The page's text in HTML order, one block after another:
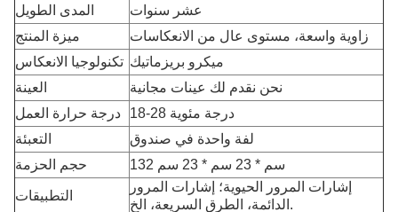
المدى الطويل
عشر سنوات
ميزة المنتج
زاوية واسعة، مستوى عال من الانعكاسات
تكنولوجيا الانعكاس ميكرو بريزماتيك
العينة
نحن نقدم لك عينات مجانية
درجة حرارة العمل
18-28 درجة مئوية
التعبئة
لفة واحدة في صندوق
حجم الحزمة
132 سم * 23 سم * 23 سم
التطبيقات
إشارات المرور الحيوية؛ إشارات المرور
الدائمة، الطرق السريعة، الخ.